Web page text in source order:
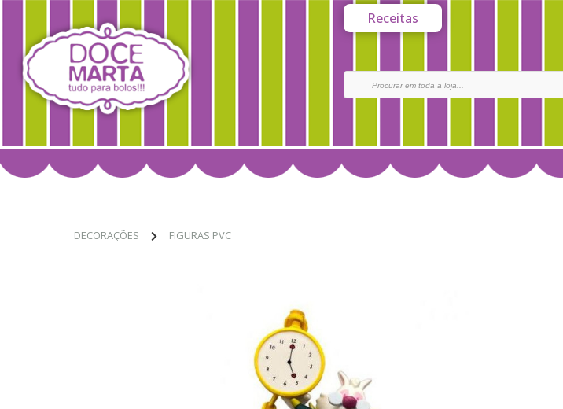
Receitas
DECORAÇÕES FIGURAS PVC